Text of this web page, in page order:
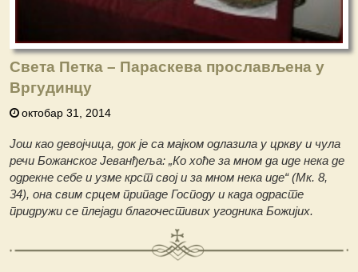
Света Петка – Параскева прослављена у
Вргудинцу
октобар 31, 2014
Још као девојчица, док је са мајком одлазила у цркву и чула
речи Божанског Јеванђеља: „Ко хоће за мном да иде нека де
одрекне себе и узме крст свој и за мном нека иде“ (Мк. 8,
34), она свим срцем припаде Господу и када одрасте
придружи се плејади благочестивих угодника Божијих.